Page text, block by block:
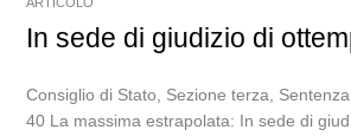
In sede di giudizio di
Consiglio di Stato, Sezione terza,
40 La massima estrapolata: In sede di